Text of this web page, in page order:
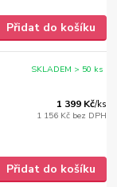
Přidat do košíku
1 399 Kč/ks
1 156 Kč bez DPH
SKLADEM > 50 ks
Přidat do košíku